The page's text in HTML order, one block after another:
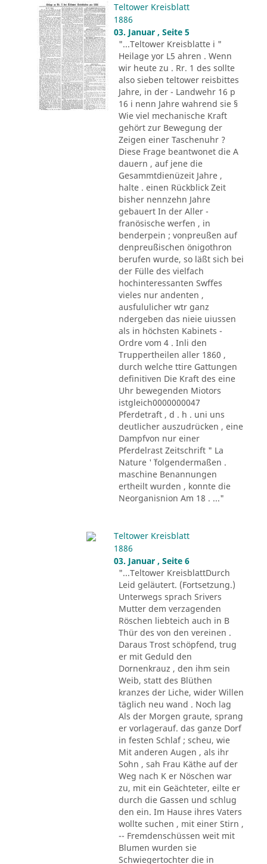
Teltower Kreisblatt
1886
03. Januar , Seite 5
"...Teltower Kreisblatte i "
Heilage yor L5 ahren . Wenn
wir heute zu . Rr. 1 des sollte
also sieben teltower reisbittes
Jahre, in der - Landwehr 16 p
16 i nenn Jahre wahrend sie §
Wie viel mechanische Kraft
gehört zur Bewegung der
Zeigen einer Taschenuhr ?
Diese Frage beantwonet die A
dauern , auf jene die
Gesammtdienüzeit Jahre ,
halte . einen Rückblick Zeit
bisher nennzehn Jahre
gebauert In der Aller -
franösische werfen , in
benderpein ; vonpreußen auf
denpreußischen önigothron
berufen wurde, so läßt sich bei
der Fülle des vielfach
hochinteressanten Swffes
vieles nur andenten ,
ausfululicher wtr ganz
ndergeben das nieie uiussen
als in höchsten Kabinets -
Ordre vom 4 . Inli den
Truppertheilen aller 1860 ,
durch welche ttire Gattungen
definitiven Die Kraft des eine
Uhr bewegenden Miotors
istgleich0000000047
Pferdetraft , d . h . uni uns
deutlicher auszudrücken , eine
Dampfvon nur einer
Pferdelrast Zeitschrift " La
Nature '´ folgendermaßen .
maschine Benannungen
ertheilt wurden , konnte die
Neorganisnion Am 18 . ..."
Teltower Kreisblatt
1886
03. Januar , Seite 6
"...Teltower KreisblattDurch
Leid geläutert. (Fortsetzung.)
Unterwegs sprach Srivers
Mutter dem verzagenden
Röschen liebteich auch in B
Thür des von den vereinen .
Daraus Trost schöpfend, trug
er mit Geduld den
Dornenkrauz , den ihm sein
Weib, statt des Blüthen
kranzes der Liche, wider Willen
täglich neu wand . Noch lag
Als der Morgen graute, sprang
er vorlagerauf. das ganze Dorf
in festen Schlaf ; scheu, wie
Mit anderen Augen , als ihr
Sohn , sah Frau Käthe auf der
Weg nach K er Nöschen war
zu, mit ein Geächteter, eilte er
durch die Gassen und schlug
den ein. Im Hause ihres Vaters
wollte suchen , mit einer Stirn ,
-- Fremdenschüssen weit mit
Blumen wurden sie
Schwiegertochter die in